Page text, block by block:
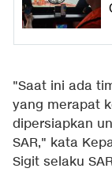
"Saat ini ada
yang merapat
dipersiapkan
SAR," kata
Sigit selaku